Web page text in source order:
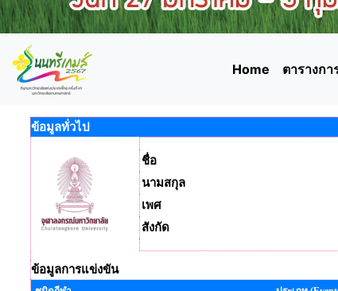
Home ตารางก
ข้อมูลทั่วไป
ชื่อ
นามสกุล
เพศ
สังกัด
ข้อมูลการแข่งขัน